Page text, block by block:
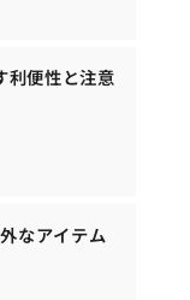
利便性と注意
なアイテム